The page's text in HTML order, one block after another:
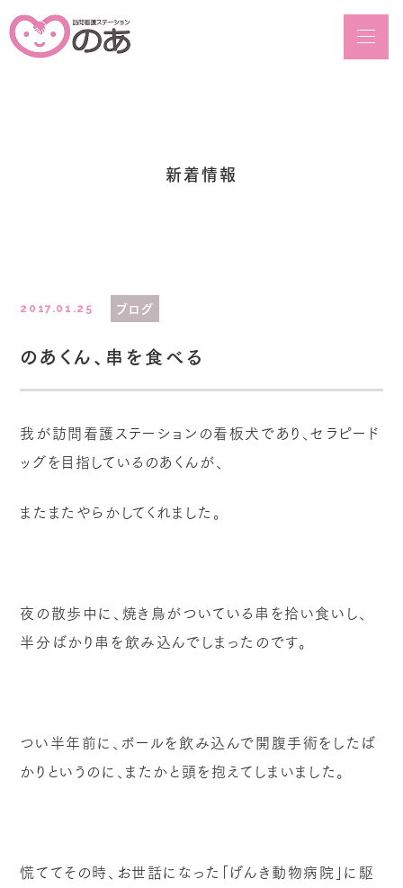
新着情報
2017.01.25 ブログ
のあくん、串を食べる
我が訪問看護ステーションの看板犬であり、セラピード
ッグを目指しているのあくんが、
またまたやらかしてくれました。
夜の散歩中に、焼き鳥がついている串を拾い食いし、
半分ばかり串を飲み込んでしまったのです。
つい半年前に、ボールを飲み込んで開腹手術をしたば
かりというのに、またかと頭を抱えてしまいました。
慌ててその時、お世話になった「げんき動物病院」に駆